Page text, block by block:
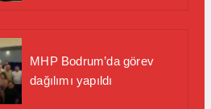
MHP Bodrum’da görev
dağılımı yapıldı